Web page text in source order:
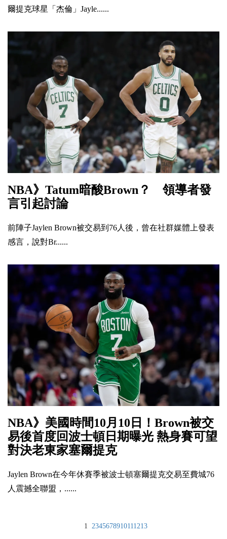
爾提克球星「杰倫」Jayle......
NBA》Tatum暗酸Brown？ 領導者發
言引起討論
前陣子Jaylen Brown被交易到76人後，曾在社群媒體上發表
感言，說對Br......
NBA》美國時間10月10日！Brown被交
易後首度回波士頓日期曝光 熱身賽可望
對決老東家塞爾提克
Jaylen Brown在今年休賽季被波士頓塞爾提克交易至費城76
人震撼全聯盟，......
1 2345678910111213